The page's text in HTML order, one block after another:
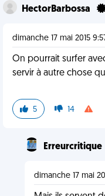
HectorBarbossa
dimanche 17 mai 2015
On pourrait surfer
servir à autre chose
5 14
Erreurcritique
dimanche 17 mai